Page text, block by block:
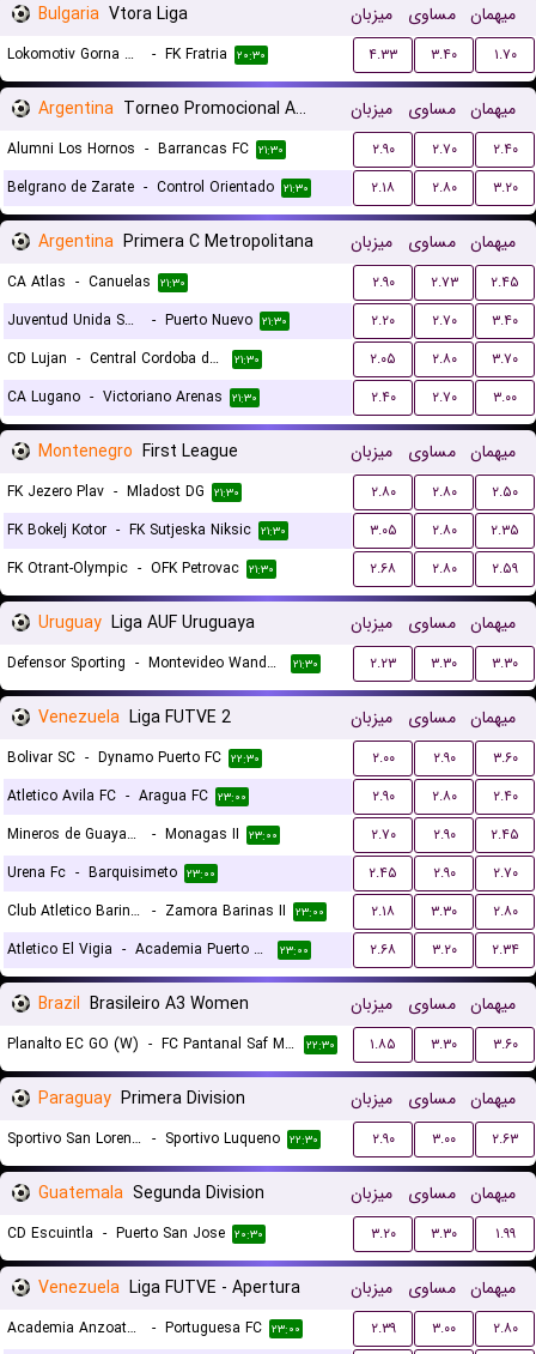
Bulgaria Vtora Liga میزبان مساوی میهمان
Lokomotiv Gorna Oryahovitsa - FK Fratria ۲۰:۳۰ ۴.۳۳ ۳.۴۰ ۱.۷۰
Argentina Torneo Promocional Amateur میزبان مساوی میهمان
Alumni Los Hornos - Barrancas FC ۲۱:۳۰ ۲.۹۰ ۲.۷۰
۲.۴۰
Belgrano de Zarate - Control Orientado ۲۱:۳۰ ۲.۱۸ ۲.۸۰ ۳.۲۰
Argentina Primera C Metropolitana میزبان مساوی میهمان
CA Atlas - Canuelas ۲۱:۳۰ ۲.۹۰ ۲.۷۳
۲.۴۵
Juventud Unida San Miguel
- Puerto Nuevo ۲۱:۳۰ ۲.۲۰ ۲.۷۰
۳.۴۰
CD Lujan - Central Cordoba de Rosario ۲۱:۳۰ ۲.۰۵ ۲.۸۰
۳.۷۰
CA Lugano - Victoriano Arenas ۲۱:۳۰ ۲.۴۰ ۲.۷۰ ۳.۰۰
Montenegro First League میزبان مساوی میهمان
FK Jezero Plav - Mladost DG ۲۱:۳۰ ۲.۸۰ ۲.۸۰
۲.۵۰
FK Bokelj Kotor - FK Sutjeska Niksic ۲۱:۳۰ ۳.۰۵ ۲.۸۰
۲.۳۵
FK Otrant-Olympic - OFK Petrovac ۲۱:۳۰ ۲.۶۸ ۲.۸۰ ۲.۵۹
Uruguay Liga AUF Uruguaya میزبان مساوی میهمان
Defensor Sporting - Montevideo Wanderers ۲۱:۳۰ ۲.۲۳ ۳.۳۰ ۳.۳۰
Venezuela Liga FUTVE 2 میزبان مساوی میهمان
Bolivar SC - Dynamo Puerto FC ۲۲:۳۰ ۲.۰۰ ۲.۹۰
۳.۶۰
Atletico Avila FC - Aragua FC ۲۳:۰۰ ۲.۹۰ ۲.۸۰
۲.۴۰
Mineros de Guayana
- Monagas II ۲۳:۰۰ ۲.۷۰ ۲.۹۰
۲.۴۵
Urena Fc - Barquisimeto ۲۳:۰۰ ۲.۴۵ ۲.۹۰
۲.۷۰
Club Atletico Barinas - Zamora Barinas II ۲۳:۰۰ ۲.۱۸ ۳.۳۰
۲.۸۰
Atletico El Vigia - Academia Puerto Cabello II ۲۳:۰۰ ۲.۶۸ ۳.۲۰ ۲.۳۴
Brazil Brasileiro A3 Women میزبان مساوی میهمان
Planalto EC GO (W) - FC Pantanal Saf MS (W) ۲۲:۳۰ ۱.۸۵ ۳.۳۰ ۳.۶۰
Paraguay Primera Division میزبان مساوی میهمان
Sportivo San Lorenzo - Sportivo Luqueno ۲۲:۳۰ ۲.۹۰ ۳.۰۰ ۲.۶۳
Guatemala Segunda Division میزبان مساوی میهمان
CD Escuintla - Puerto San Jose ۲۰:۳۰ ۳.۲۰ ۳.۳۰ ۱.۹۹
Venezuela Liga FUTVE - Apertura میزبان مساوی میهمان
Academia Anzoategui - Portuguesa FC ۲۳:۰۰ ۲.۳۹ ۳.۰۰
۲.۸۰